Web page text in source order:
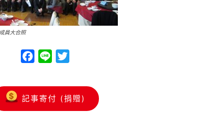
員大合照
Facebook
Line
記事寄付 (捐贈)